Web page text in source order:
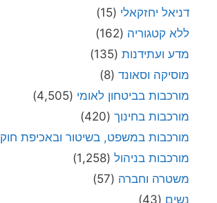
דניאל יחזקאלי (15)
ללא קטגוריה (162)
מדע ועתידנות (135)
מוסיקה וסאונד (8)
מורכבות בביטחון לאומי (4,505)
מורכבות בחינוך (420)
מורכבות במשפט, בשיטור ובאכיפת חוק
מורכבות בניהול (1,258)
משטרה וחברה (57)
נשים (43)